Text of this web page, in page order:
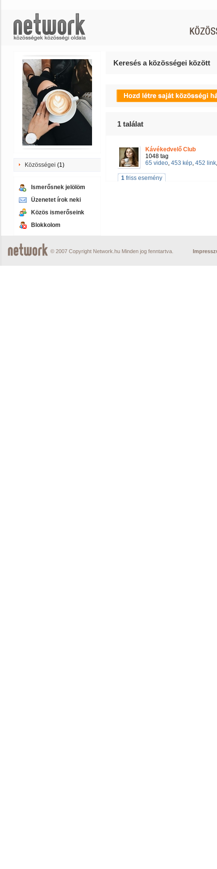
Közösségei (1)
Ismerősnek jelölöm
Üzenetet írok neki
Közös ismerőseink
Blokkolom
Keresés a közösségei között
1 találat
Kávékedvelő Club
1048 tag
65 video, 453 kép, 452 link
1 friss esemény
© 2007 Copyright Network.hu Minden jog fenntartva.